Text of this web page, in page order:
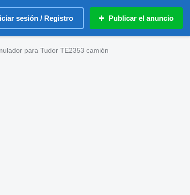
sesión / Registro Publicar el anuncio
para Tudor TE2353 camión